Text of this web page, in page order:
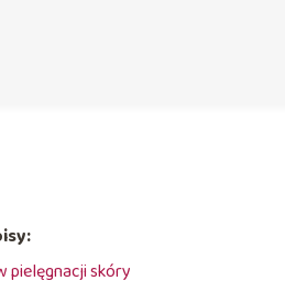
pielęgnacji skóry